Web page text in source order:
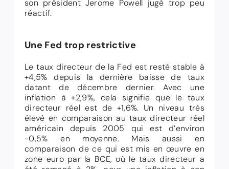
son président Jerome Powell jugé trop peu
réactif.
Une Fed trop restrictive
Le taux directeur de la Fed est resté stable à
+4,5% depuis la dernière baisse de taux
datant de décembre dernier. Avec une
inflation à +2,9%, cela signifie que le taux
directeur réel est de +1,6%. Un niveau très
élevé en comparaison au taux directeur réel
américain depuis 2005 qui est d’environ
-0,5% en moyenne. Mais aussi en
comparaison de ce qui est mis en œuvre en
zone euro par la BCE, où le taux directeur a